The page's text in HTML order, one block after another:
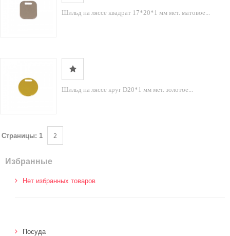
Шильд на ляссе квадрат 17*20*1 мм мет. матовое...
Шильд на ляссе круг D20*1 мм мет. золотое...
Страницы: 1 2
Избранные
Нет избранных товаров
Посуда